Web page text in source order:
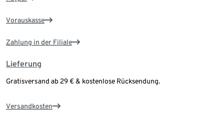
Vorauskasse
Zahlung in der Filiale
Lieferung
Gratisversand ab 29 € & kostenlose Rücksendung.
Versandkosten